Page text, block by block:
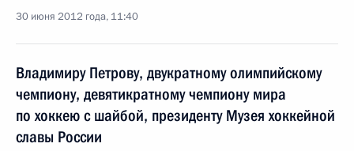
30 июня 2012 года, 11:40
Владимиру Петрову, двукратному олимпийскому
чемпиону, девятикратному чемпиону мира
по хоккею с шайбой, президенту Музея хоккейной
славы России